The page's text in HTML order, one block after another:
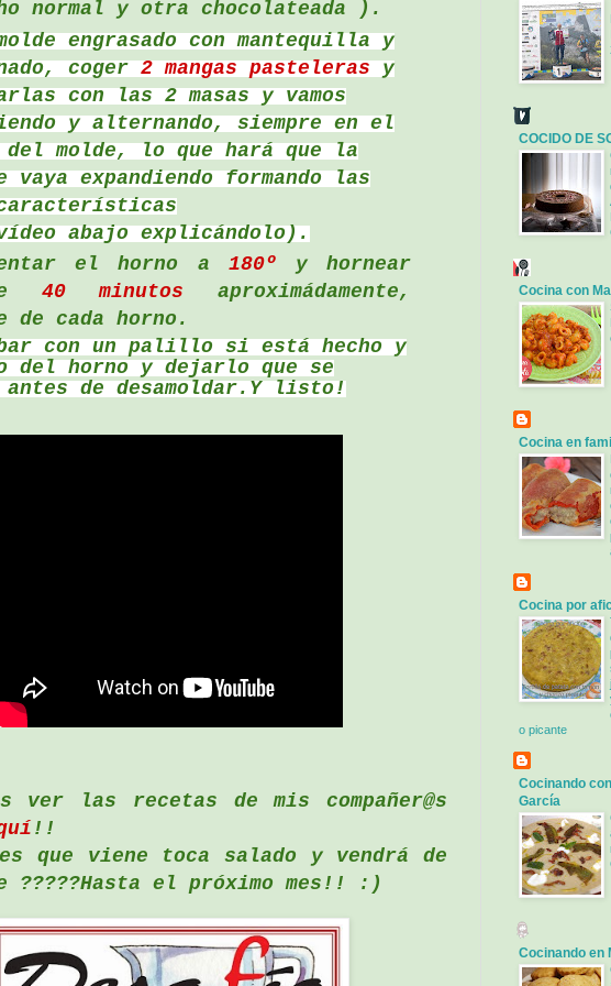
normal y otra chocolateada ).
engrasado con mantequilla y
coger2 mangas pastelerasy
con las 2 masas y vamos
y alternando, siempre en el
del molde, lo que hará que la
vaya expandiendo formando las
abajo explicándolo).
el horno a 180º y hornear
40 minutosaproximádamente,
de cada horno.
con un palillo si está hecho y
del horno y dejarlo que se
de desamoldar.Y listo!
ver las recetas de mis compañer@s
!!
que viene toca salado y vendrá de
?????Hasta el próximo mes!! :)
COCIDO DE
Cocina con
Cocina en
Cocina por
o picante
Cocinando
García
Cocinando en